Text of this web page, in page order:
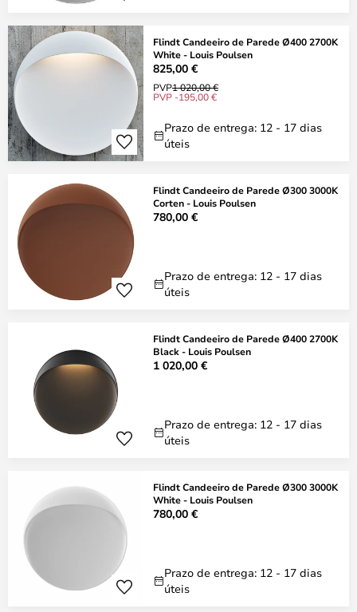
Flindt Candeeiro de Parede Ø400 2700K
White - Louis Poulsen
825,00 €
PVP1 020,00 €
PVP -195,00 €
Prazo de entrega: 12 - 17 dias
úteis
Flindt Candeeiro de Parede Ø300 3000K
Corten - Louis Poulsen
780,00 €
Prazo de entrega: 12 - 17 dias
úteis
Flindt Candeeiro de Parede Ø400 2700K
Black - Louis Poulsen
1 020,00 €
Prazo de entrega: 12 - 17 dias
úteis
Flindt Candeeiro de Parede Ø300 3000K
White - Louis Poulsen
780,00 €
Prazo de entrega: 12 - 17 dias
úteis